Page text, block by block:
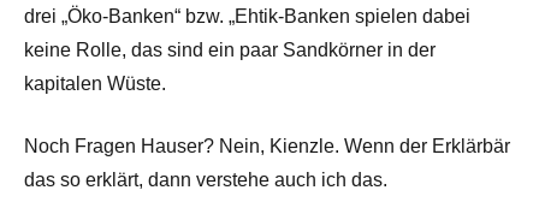
drei „Öko-Banken“ bzw. „Ehtik-Banken spielen dabei
keine Rolle, das sind ein paar Sandkörner in der
kapitalen Wüste.
Noch Fragen Hauser? Nein, Kienzle. Wenn der Erklärbär
das so erklärt, dann verstehe auch ich das.